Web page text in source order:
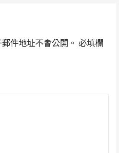
件地址不會公開。 必填欄